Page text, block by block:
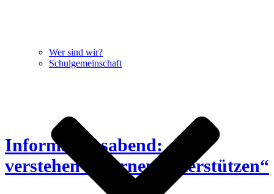
Wer sind wir?
Schulgemeinschaft
Informationsabend: „KI
verstehen – Lernen unterstützen“